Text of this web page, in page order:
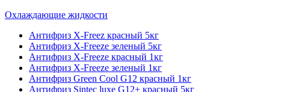
Охлаждающие жидкости
Антифриз X-Freez красный 5кг
Антифриз X-Freeze зеленый 5кг
Антифриз X-Freeze красный 1кг
Антифриз X-Freeze зеленый 1кг
Антифриз Green Cool G12 красный 1кг
Антифриз Sintec luxe G12+ красный 5кг